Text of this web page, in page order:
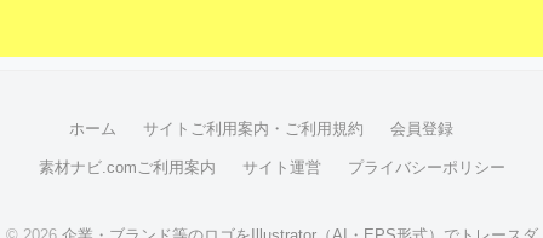
ホーム サイトご利用案内・ご利用規約 会員登録
素材ナビ.comご利用案内 サイト運営 プライバシーポリシー